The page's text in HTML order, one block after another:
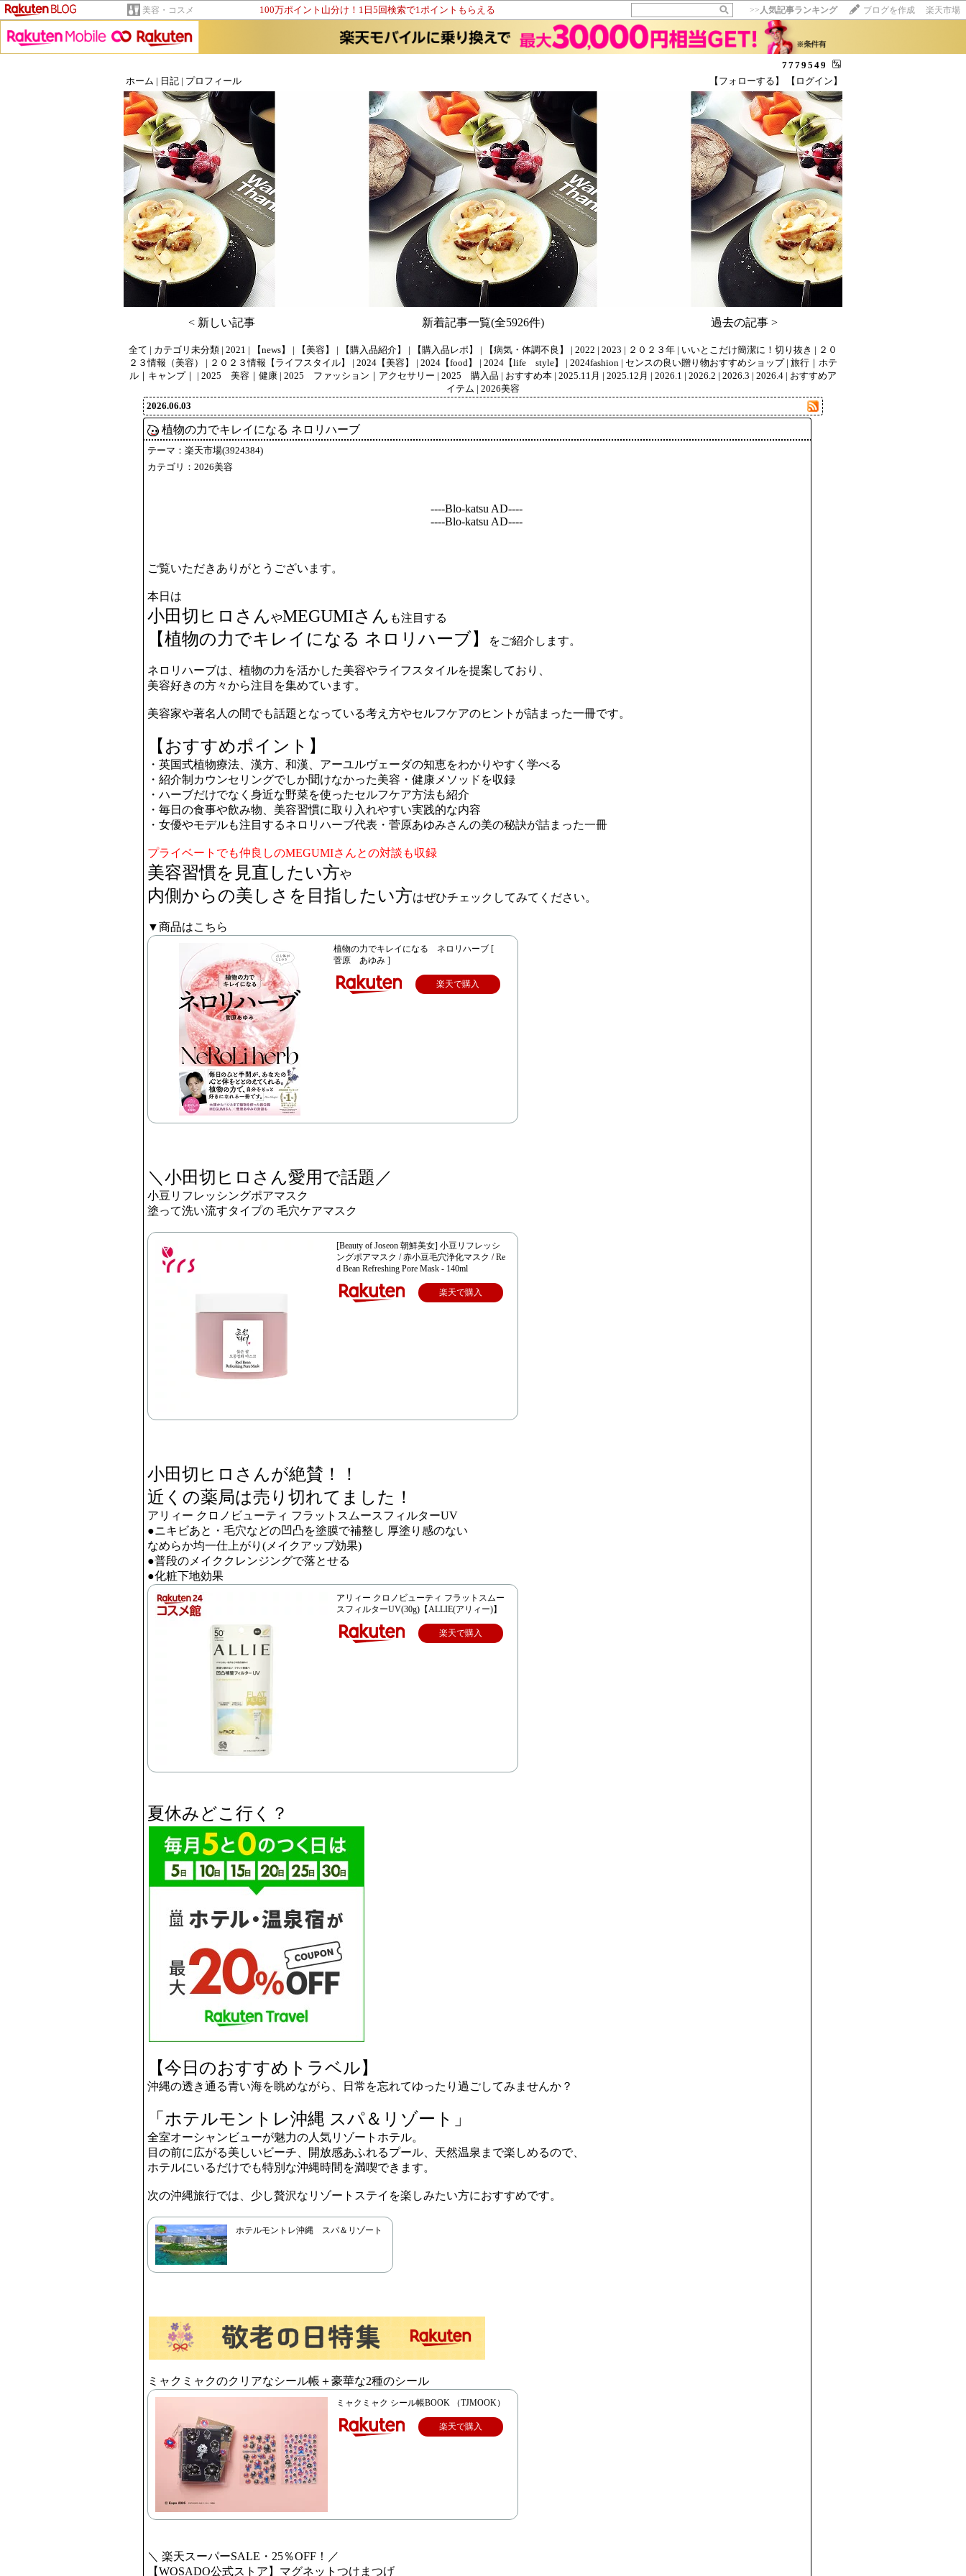
美容・コスメ 100万ポイント山分け！1日5回検索で1ポイントもらえる >> 人気記事ランキング ブログを作成 楽天市場
7779549
ホーム | 日記 | プロフィール 【フォローする】 【ログイン】
15記事にいいね！で1ポイント
10秒滞在
いいね!
< 新しい記事 新着記事一覧(全5926件) 過去の記事 >
全て | カテゴリ未分類 | 2021 | 【news】 | 【美容】 | 【購入品紹介】 | 【購入品レポ】 | 【病気・体調不良】 | 2022 | 2023 | ２０２３年 | いいとこだけ簡潔に！切り抜き | ２０
２３情報（美容）
| ２０２３情報【ライフスタイル】 | 2024【美容】 | 2024【food】 | 2024【life style】 | 2024fashion | センスの良い贈り物おすすめショップ| 旅行｜ホテ
ル｜キャンプ｜
| 2025 美容｜健康 | 2025 ファッション｜アクセサリー | 2025 購入品 | おすすめ本 | 2025.11月 | 2025.12月 | 2026.1 | 2026.2 | 2026.3 | 2026.4 | おすすめア
イテム | 2026美容
2026.06.03
植物の力でキレイになる ネロリハーブ
テーマ： 楽天市場(3924384)
カテゴリ： 2026美容
----Blo-katsu AD----
----Blo-katsu AD----
ご覧いただきありがとうございます。
本日は
小田切ヒロさんやMEGUMIさん も注目する
【植物の力でキレイになる ネロリハーブ】 をご紹介します。
ネロリハーブは、植物の力を活かした美容やライフスタイルを提案しており、
美容好きの方々から注目を集めています。
美容家や著名人の間でも話題となっている考え方やセルフケアのヒントが詰まった一冊です。
【おすすめポイント】
・英国式植物療法、漢方、和漢、アーユルヴェーダの知恵をわかりやすく学べる
・紹介制カウンセリングでしか聞けなかった美容・健康メソッドを収録
・ハーブだけでなく身近な野菜を使ったセルフケア方法も紹介
・毎日の食事や飲み物、美容習慣に取り入れやすい実践的な内容
・女優やモデルも注目するネロリハーブ代表・菅原あゆみさんの美の秘訣が詰まった一冊
プライベートでも仲良しのMEGUMIさんとの対談も収録
美容習慣を見直したい方や
内側からの美しさを目指したい方はぜひチェックしてみてください。
▼商品はこちら
植物の力でキレイになる ネロリハーブ [
菅原 あゆみ ]
楽天で購入
＼小田切ヒロさん愛用で話題／
小豆リフレッシングポアマスク
塗って洗い流すタイプの 毛穴ケアマスク
[Beauty of Joseon 朝鮮美女] 小豆リフレッシ
ングポアマスク / 赤小豆毛穴浄化マスク / Re
d Bean Refreshing Pore Mask - 140ml
楽天で購入
小田切ヒロさんが絶賛！！
近くの薬局は売り切れてました！
アリィー クロノビューティ フラットスムースフィルターUV
●ニキビあと・毛穴などの凹凸を塗膜で補整し 厚塗り感のない
なめらか均一仕上がり(メイクアップ効果)
●普段のメイククレンジングで落とせる
●化粧下地効果
アリィー クロノビューティ フラットスムー
スフィルターUV(30g)【ALLIE(アリィー)】
楽天で購入
夏休みどこ行く？
【今日のおすすめトラベル】
沖縄の透き通る青い海を眺めながら、日常を忘れてゆったり過ごしてみませんか？
「ホテルモントレ沖縄 スパ＆リゾート」
全室オーシャンビューが魅力の人気リゾートホテル。
目の前に広がる美しいビーチ、開放感あふれるプール、天然温泉まで楽しめるので、
ホテルにいるだけでも特別な沖縄時間を満喫できます。
次の沖縄旅行では、少し贅沢なリゾートステイを楽しみたい方におすすめです。
ホテルモントレ沖縄 スパ＆リゾート
ミャクミャクのクリアなシール帳＋豪華な2種のシール
ミャクミャク シール帳BOOK （TJMOOK）
楽天で購入
＼ 楽天スーパーSALE・25％OFF！／
【WOSADO公式ストア】マグネットつけまつげ